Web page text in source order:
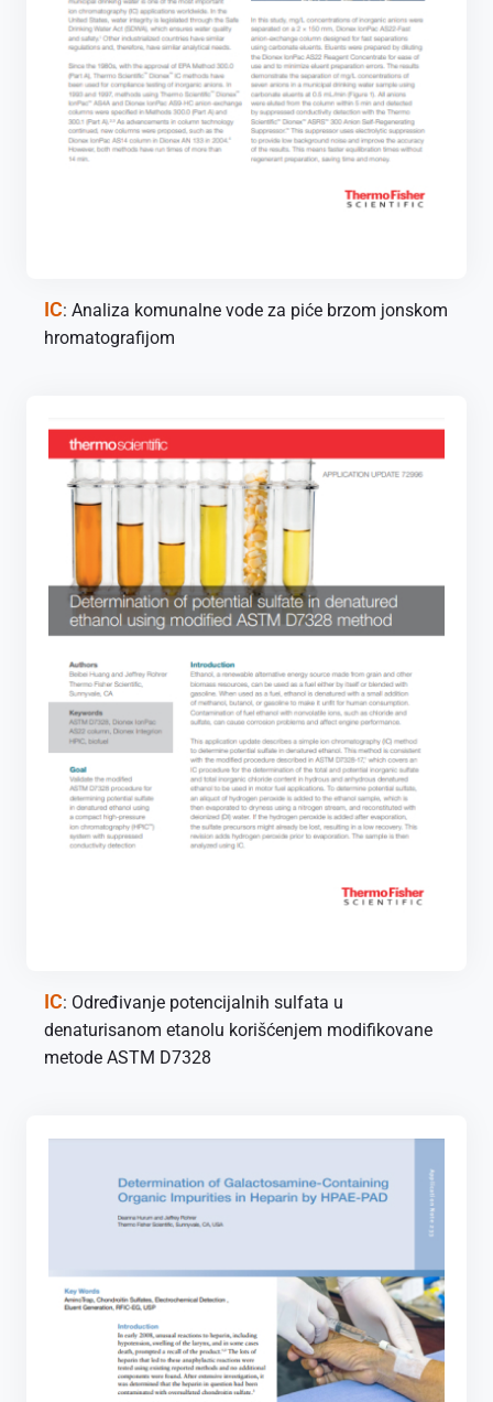
IC: Analiza komunalne vode za piće brzom jonskom
hromatografijom
IC: Određivanje potencijalnih sulfata u
denaturisanom etanolu korišćenjem modifikovane
metode ASTM D7328